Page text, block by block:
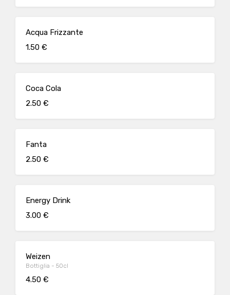
Acqua Frizzante
1.50 €
Coca Cola
2.50 €
Fanta
2.50 €
Energy Drink
3.00 €
Weizen
Bottiglia - 50cl
4.50 €